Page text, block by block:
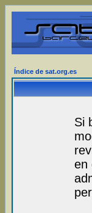
Índice de sat.org.es
Si
en